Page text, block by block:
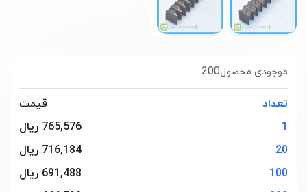
200موجودی محصول
تعداد
قیمت
1
765,576 ریال
20
716,184 ریال
100
691,488 ریال